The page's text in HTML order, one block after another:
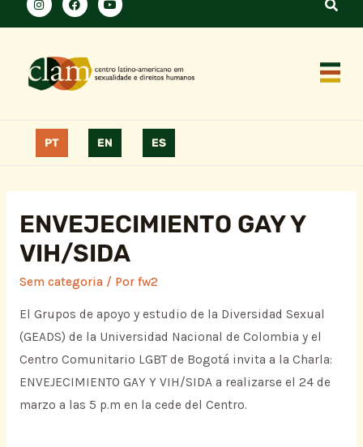
PT EN ES
ENVEJECIMIENTO GAY Y
VIH/SIDA
Sem categoria/ Por fw2
El Grupos de apoyo y estudio de la Diversidad Sexual
(GEADS) de la Universidad Nacional de Colombia y el
Centro Comunitario LGBT de Bogotá invita a la Charla:
ENVEJECIMIENTO GAY Y VIH/SIDA a realizarse el 24 de
marzo a las 5 p.m en la cede del Centro.